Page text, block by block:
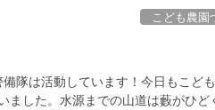
こども農園
隊は活動しています！今日もこど
ました。水源までの山道は藪がひど